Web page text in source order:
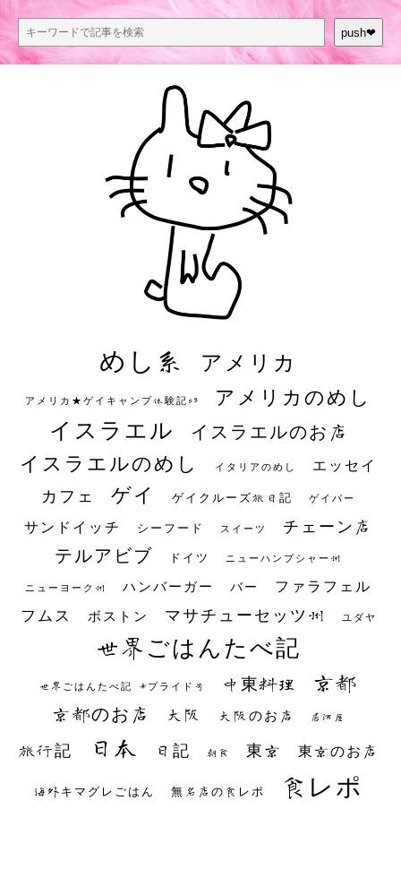
push❤︎
めし系 アメリカ
アメリカ★ゲイキャンプ体験記S3 アメリカのめし
イスラエル イスラエルのお店
イスラエルのめし イタリアのめし エッセイ
カフェ ゲイ ゲイクルーズ旅日記 ゲイバー
サンドイッチ シーフード スイーツ チェーン店
テルアビブ ドイツ ニューハンプシャー州
ニューヨーク州 ハンバーガー バー ファラフェル
フムス ボストン マサチューセッツ州 ユダヤ
世界ごはんたべ記
世界ごはんたべ記 #プライド号 中東料理 京都
京都のお店 大阪 大阪のお店 居酒屋
旅行記 日本 日記 朝食 東京 東京のお店
海外キマグレごはん 無名店の食レポ 食レポ